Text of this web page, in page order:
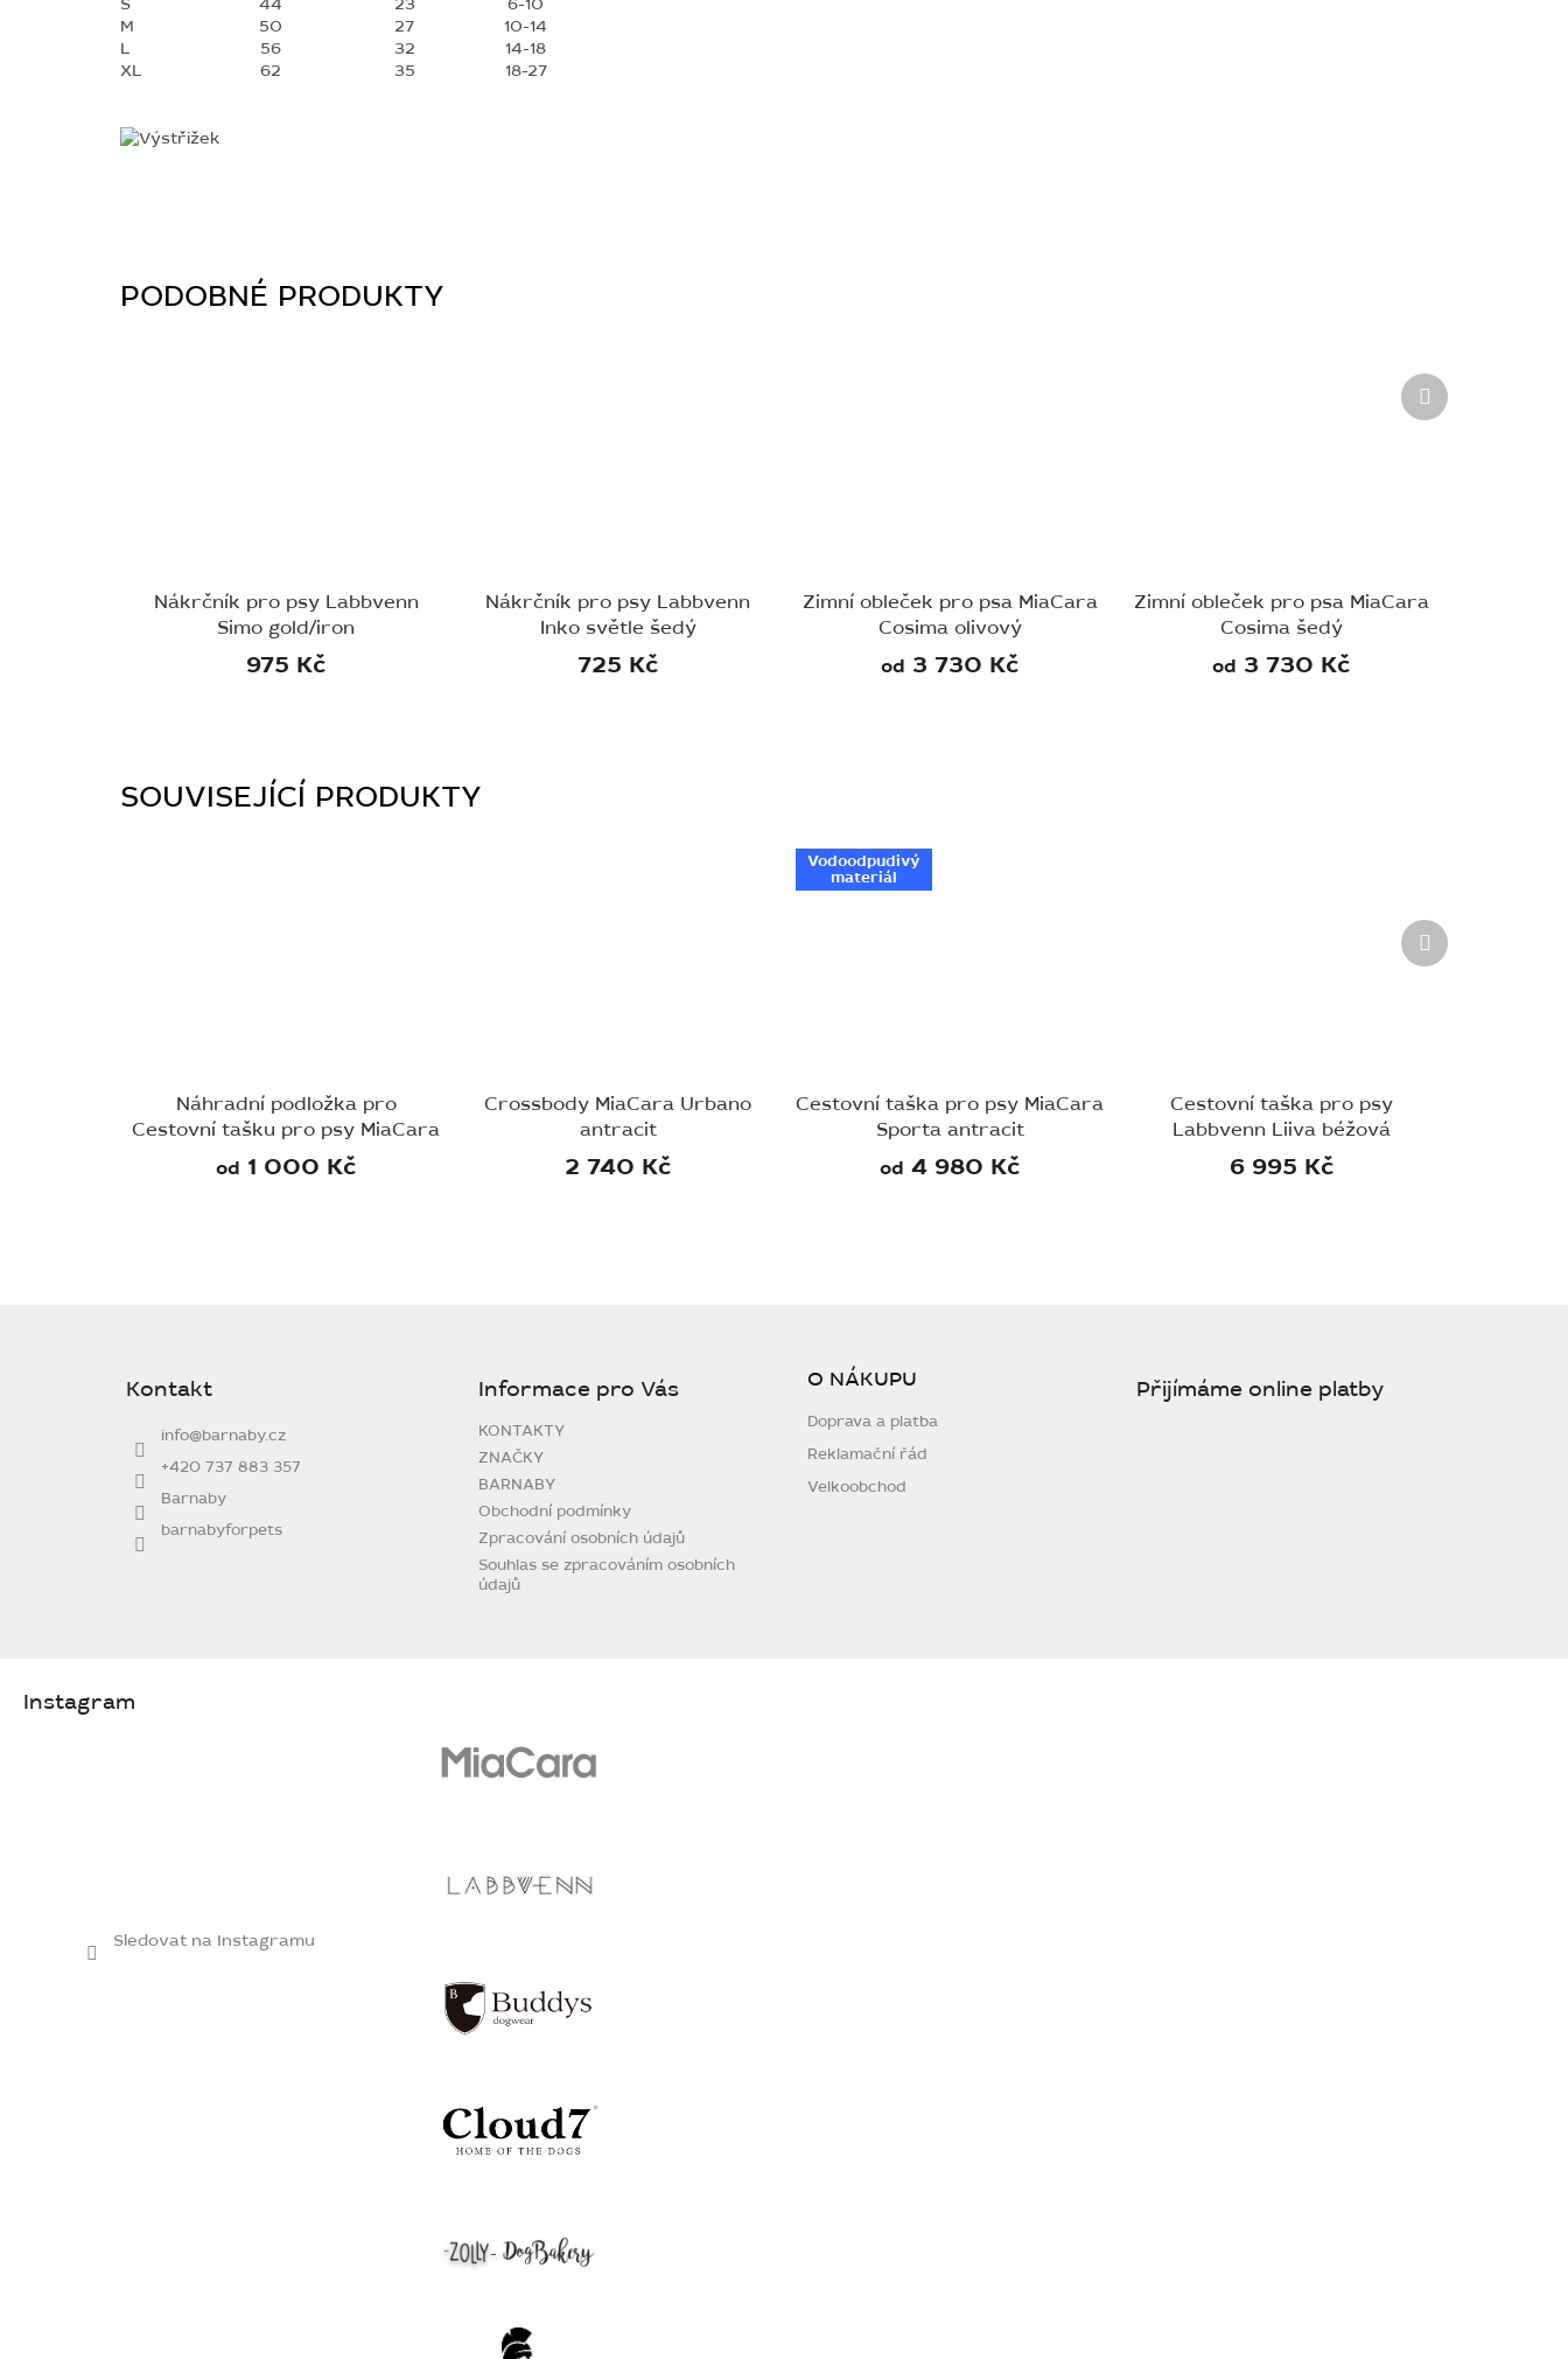
SOUVISEJÍCÍ PRODUKTY
Náhradní podložka pro
Cestovní tašku pro psy MiaCara
Volata Airline
od 1 000 Kč
Crossbody MiaCara Urbano
antracit
2 740 Kč
Vodoodpudivý
materiál
Cestovní taška pro psy MiaCara
Sporta antracit
od 4 980 Kč
Cestovní taška pro psy
Labbvenn Liiva béžová
6 995 Kč
Další
produkt
M
50 27
10-14
L
56 32
14-18
XL
62 35 18-27
Nákrčník pro psy Labbvenn
Simo gold/iron
975 Kč
Nákrčník pro psy Labbvenn
Inko světle šedý
725 Kč
Zimní obleček pro psa MiaCara
Cosima olivový
od 3 730 Kč
Zimní obleček pro psa MiaCara
Cosima šedý
od 3 730 Kč
Další
produkt
Kontakt
info@barnaby.cz
+420 737 883 357
Barnaby
barnabyforpets
Informace pro Vás
KONTAKTY
ZNAČKY
BARNABY
Obchodní podmínky
Zpracování osobních údajů
Souhlas se zpracováním osobních
údajů
O NÁKUPU
Doprava a platba
Reklamační řád
Velkoobchod
Přijímáme online platby
Instagram
Sledovat na Instagramu